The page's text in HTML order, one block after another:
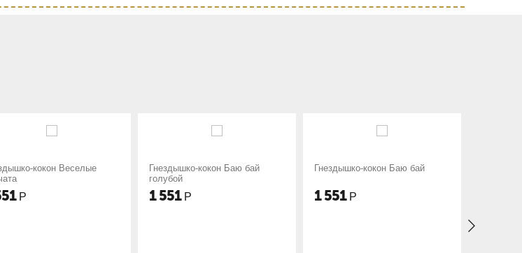
Гнездышко-кокон Баю бай
1 551
Гнездышко-кокон Баю бай
1 551
Набор в кроватку 6 предметов
5 285